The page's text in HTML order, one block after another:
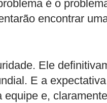
é o
encontrar
Ele
E a
e,